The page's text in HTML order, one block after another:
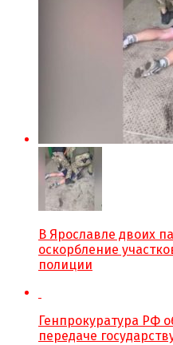
В Ярославле двоих
оскорбление
полиции
Генпрокуратура РФ
передаче